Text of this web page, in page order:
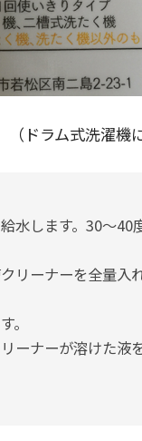
ドラム式洗濯機
水します。30～
リーナーを全量入
。
ーナーが溶けた液